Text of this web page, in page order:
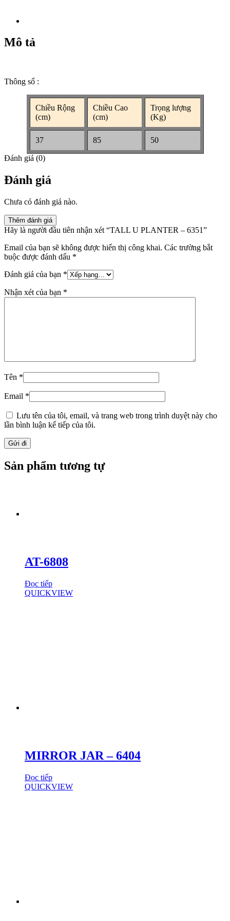
Mô tả
Thông số :
Chiều Rộng
(cm)
Chiều Cao
(cm)
Trọng lượng
(Kg)
37 85 50
Đánh giá (0)
Đánh giá
Chưa có đánh giá nào.
Thêm đánh giá
Hãy là người đầu tiên nhận xét “TALL U PLANTER – 6351”
Email của bạn sẽ không được hiển thị công khai. Các trường bắt
buộc được đánh dấu *
Đánh giá của bạn *
Nhận xét của bạn *
Tên *
Email *
Lưu tên của tôi, email, và trang web trong trình duyệt này cho
lần bình luận kế tiếp của tôi.
Sản phẩm tương tự
AT-6808
Đọc tiếp
QUICKVIEW
MIRROR JAR – 6404
Đọc tiếp
QUICKVIEW